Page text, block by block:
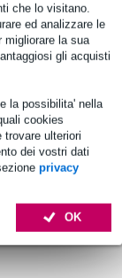
che lo visitano.
ed analizzare le
migliorare la sua
gli acquisti
la possibilita' nella
cookies
ulteriori
dei vostri dati
privacy
OK